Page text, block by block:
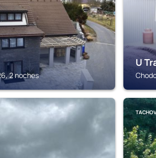
2 noches
U